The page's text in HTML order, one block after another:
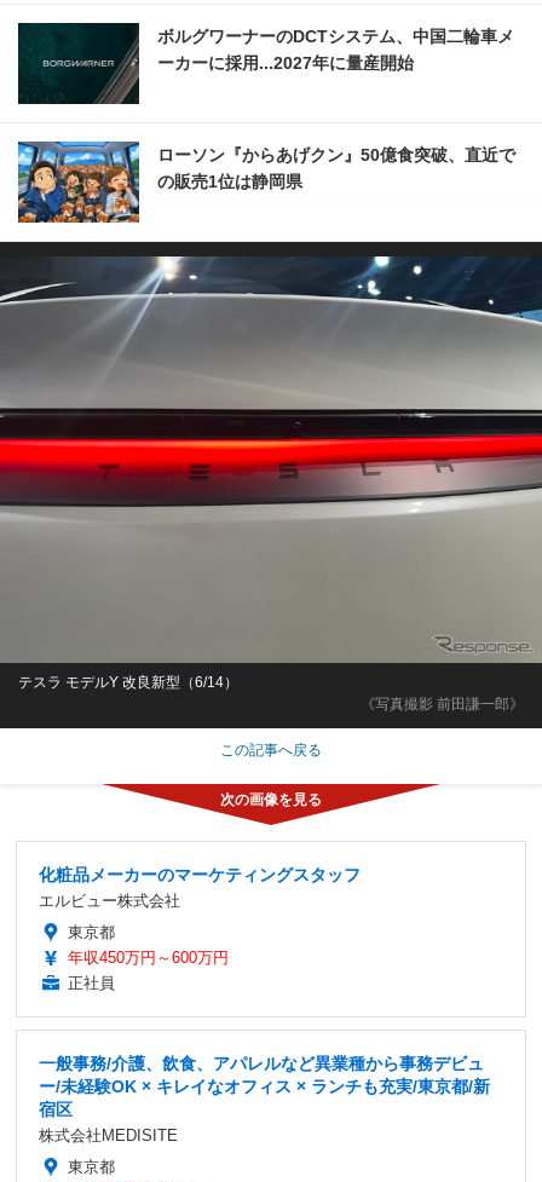
ボルグワーナーのDCTシステム、中国二輪車メ
ーカーに採用...2027年に量産開始
ローソン『からあげクン』50億食突破、直近で
の販売1位は静岡県
《写真撮影 前田謙一郎》
テスラ モデルY 改良新型（6/14）
この記事へ戻る
化粧品メーカーのマーケティングスタッフ
エルビュー株式会社
東京都
年収450万円～600万円
正社員
一般事務/介護、飲食、アパレルなど異業種から事務デビュ
ー/未経験OK × キレイなオフィス × ランチも充実/東京都/新
宿区
株式会社MEDISITE
東京都